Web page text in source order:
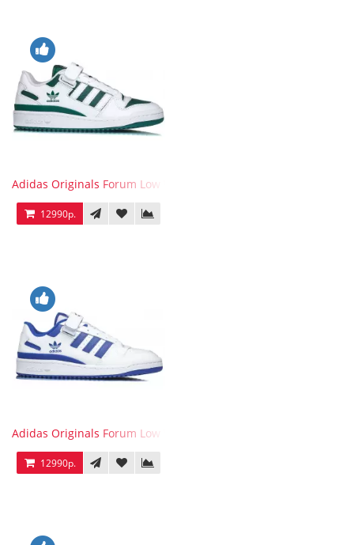
Adidas Originals Forum Low WB White Green
12990р.
Adidas Originals Forum Low WB White Blue
12990р.